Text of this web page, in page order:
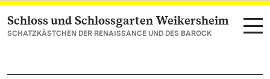
Zum Hauptinhalt springen
Schloss und Schlossgarten Weikersheim
SCHATZKÄSTCHEN DER RENAISSANCE UND DES BAROCK